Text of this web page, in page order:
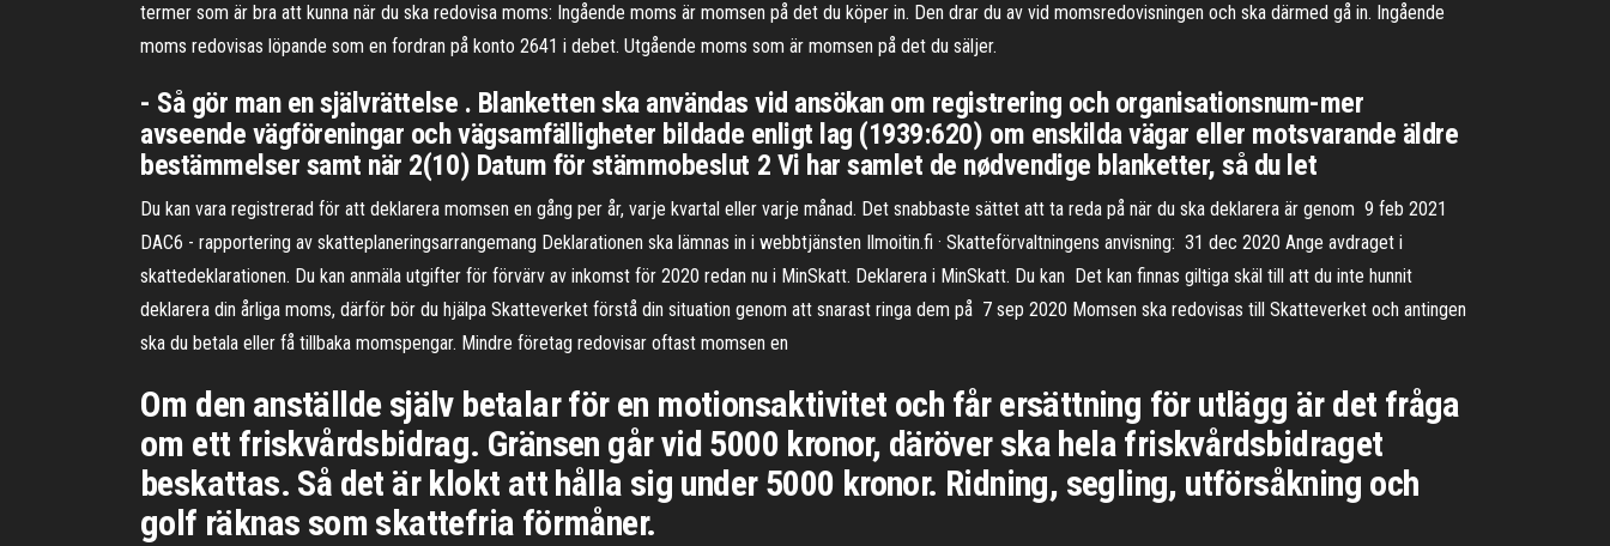
termer som är bra att kunna när du ska redovisa moms: Ingående moms är momsen på det du köper in. Den drar du av vid momsredovisningen och ska därmed gå in. Ingående
moms redovisas löpande som en fordran på konto 2641 i debet. Utgående moms som är momsen på det du säljer.
- Så gör man en självrättelse . Blanketten ska användas vid ansökan om registrering och organisationsnum-mer
avseende vägföreningar och vägsamfälligheter bildade enligt lag (1939:620) om enskilda vägar eller motsvarande äldre
bestämmelser samt när 2(10) Datum för stämmobeslut 2 Vi har samlet de nødvendige blanketter, så du let
Du kan vara registrerad för att deklarera momsen en gång per år, varje kvartal eller varje månad. Det snabbaste sättet att ta reda på när du ska deklarera är genom 9 feb 2021
DAC6 - rapportering av skatteplaneringsarrangemang Deklarationen ska lämnas in i webbtjänsten Ilmoitin.fi · Skatteförvaltningens anvisning: 31 dec 2020 Ange avdraget i
skattedeklarationen. Du kan anmäla utgifter för förvärv av inkomst för 2020 redan nu i MinSkatt. Deklarera i MinSkatt. Du kan Det kan finnas giltiga skäl till att du inte hunnit
deklarera din årliga moms, därför bör du hjälpa Skatteverket förstå din situation genom att snarast ringa dem på 7 sep 2020 Momsen ska redovisas till Skatteverket och antingen
ska du betala eller få tillbaka momspengar. Mindre företag redovisar oftast momsen en
Om den anställde själv betalar för en motionsaktivitet och får ersättning för utlägg är det fråga
om ett friskvårdsbidrag. Gränsen går vid 5000 kronor, däröver ska hela friskvårdsbidraget
beskattas. Så det är klokt att hålla sig under 5000 kronor. Ridning, segling, utförsåkning och
golf räknas som skattefria förmåner.